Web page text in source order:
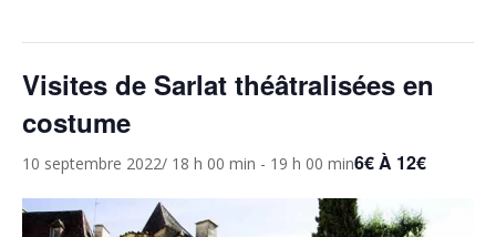
Visites de Sarlat théâtralisées en
costume
10 septembre 2022/ 18 h 00 min - 19 h 00 min6€ À 12€